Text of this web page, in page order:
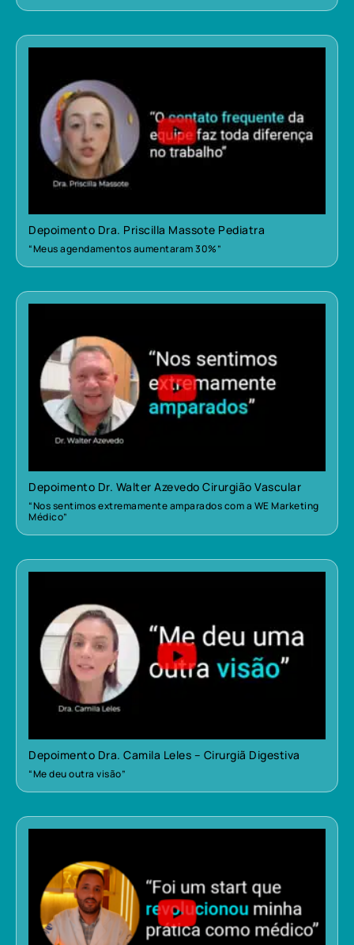
Depoimento Dra. Priscilla Massote Pediatra
“Meus agendamentos aumentaram 30%”
Depoimento Dr. Walter Azevedo Cirurgião Vascular
“Nos sentimos extremamente amparados com a WE Marketing
Médico”
Depoimento Dra. Camila Leles – Cirurgiã Digestiva
“Me deu outra visão”